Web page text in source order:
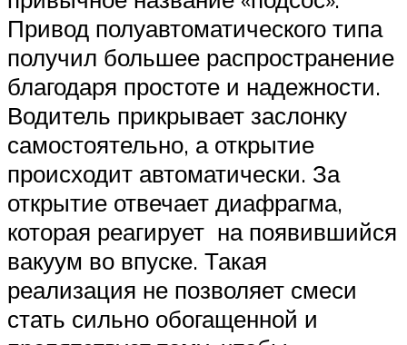
Привод полуавтоматического типа
получил большее распространение
благодаря простоте и надежности.
Водитель прикрывает заслонку
самостоятельно, а открытие
происходит автоматически. За
открытие отвечает диафрагма,
которая реагирует на появившийся
вакуум во впуске. Такая
реализация не позволяет смеси
стать сильно обогащенной и